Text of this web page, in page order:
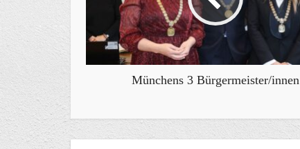
Münchens 3 Bürgermeister/innen